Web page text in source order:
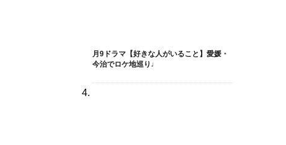
月9ドラマ【好きな人がいること】愛媛・
今治でロケ地巡り♩